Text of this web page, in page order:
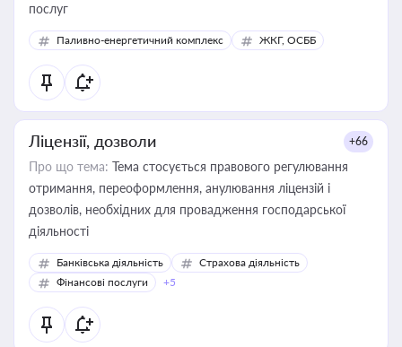
послуг
Паливно-енергетичний комплекс ЖКГ, ОСББ
Ліцензії, дозволи +66
Про що тема: Тема стосується правового регулювання
отримання, переоформлення, анулювання ліцензій і
дозволів, необхідних для провадження господарської
діяльності
Банківська діяльність
Страхова діяльність
Фінансові послуги
+5